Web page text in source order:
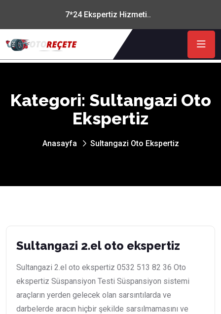
7*24 Ekspertiz Hizmeti..
Kategori: Sultangazi Oto
Ekspertiz
Anasayfa Sultangazi Oto Ekspertiz
Sultangazi 2.el oto ekspertiz
Sultangazi 2.el oto ekspertiz 0532 513 82 36 Oto
ekspertiz Süspansiyon Testi Süspansiyon sistemi
araçların yerden gelecek olan sarsıntılarda ve
darbelerde aracın hiçbir şekilde sarsılmamasını ve